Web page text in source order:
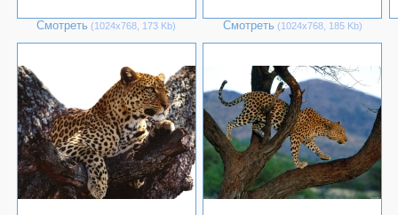
Смотреть (1024х768, 173 Kb) Смотреть (1024х768, 185 Kb)